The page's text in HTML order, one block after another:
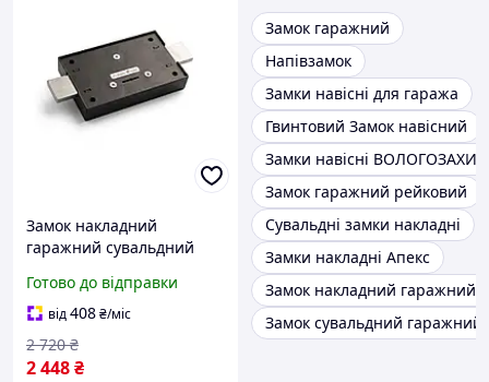
Замок накладний
гаражний сувальдний
GRANDLOK 1-R 3 ключі
правий
Готово до відправки
від408₴/міс
2 448₴
2 720 ₴
Замок гаражний
Напівзамок
Замки навісні для гаража
Гвинтовий Замок навісний
Замки навісні
Замок гаражний рейковий
Сувальдні замки накладні
Замки накладні Апекс
Замок накладний гаражний
Замок сувальдний гаражний